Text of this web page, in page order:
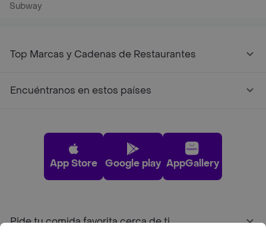
Subway
Top Marcas y Cadenas de Restaurantes
Encuéntranos en estos países
App Store Google play AppGallery
Pide tu comida favorita cerca de ti